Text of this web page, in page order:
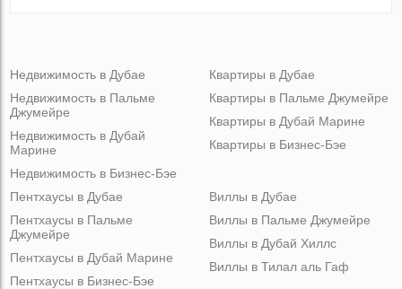
Недвижимость в Дубае
Недвижимость в Пальме
Джумейре
Недвижимость в Дубай
Марине
Недвижимость в Бизнес-Бэе
Квартиры в Дубае
Квартиры в Пальме Джумейре
Квартиры в Дубай Марине
Квартиры в Бизнес-Бэе
Пентхаусы в Дубае
Пентхаусы в Пальме
Джумейре
Пентхаусы в Дубай Марине
Пентхаусы в Бизнес-Бэе
Виллы в Дубае
Виллы в Пальме Джумейре
Виллы в Дубай Хиллс
Виллы в Тилал аль Гаф